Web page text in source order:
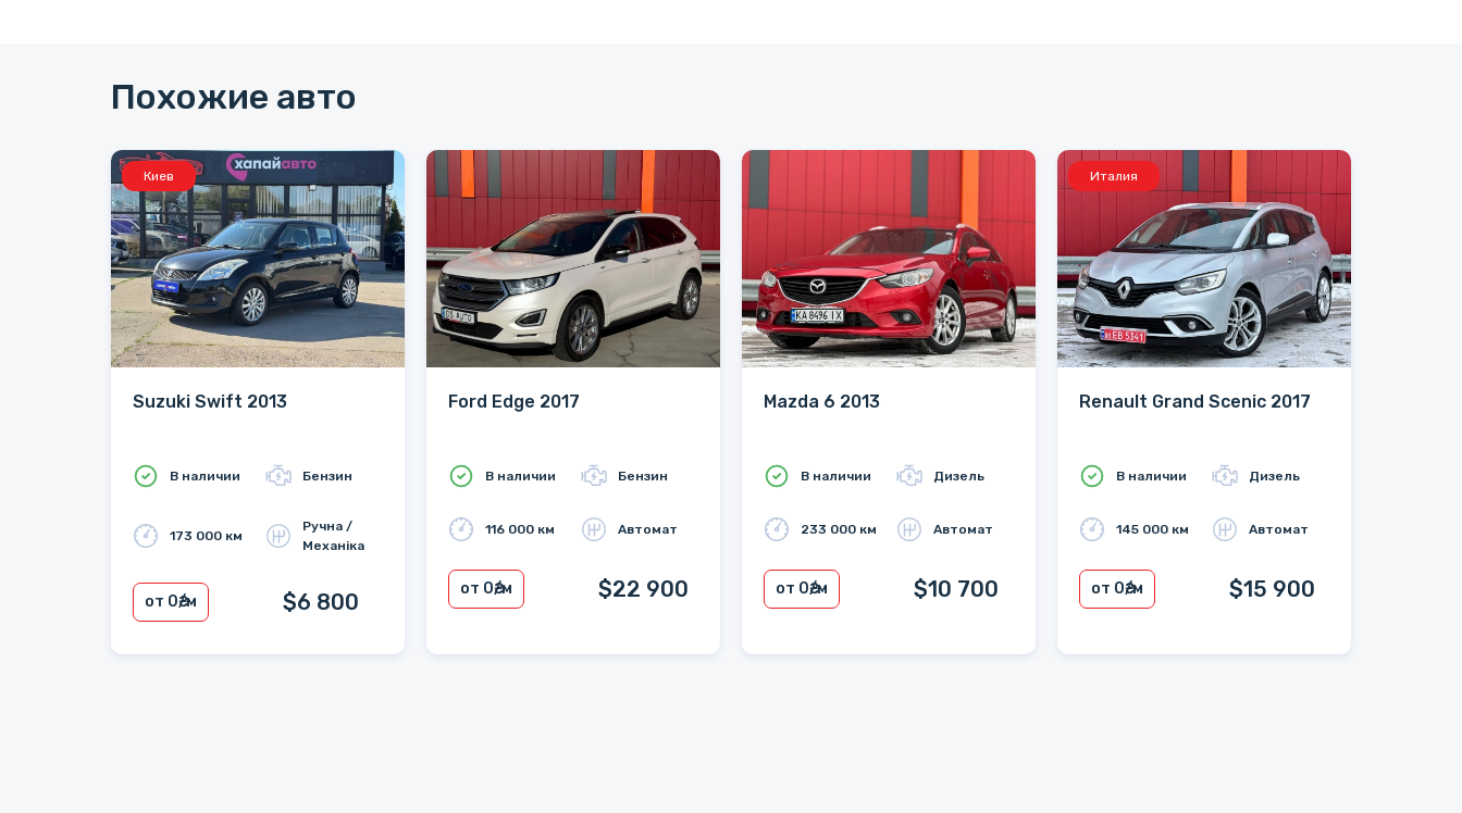
Похожие авто
Киев
Suzuki Swift 2013
В наличии Бензин
173 000 км
Ручна /
Механіка
от 0₴/м $6 800
Ford Edge 2017
В наличии Бензин
116 000 км Автомат
от 0₴/м $22 900
Mazda 6 2013
В наличии Дизель
233 000 км Автомат
от 0₴/м $10 700
Италия
Renault Grand Scenic 2017
В наличии Дизель
145 000 км Автомат
от 0₴/м $15 900